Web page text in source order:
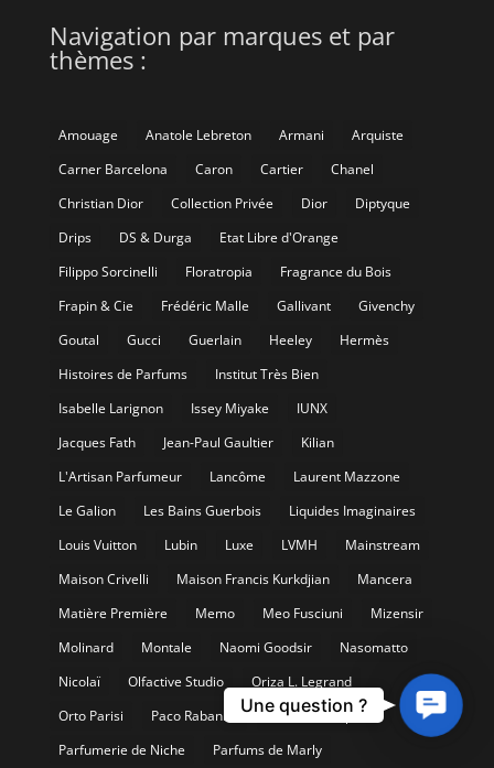
Navigation par marques et par
thèmes :
Amouage Anatole Lebreton Armani
Arquiste
Carner Barcelona
Caron Cartier
Chanel
Christian Dior
Collection Privée Dior
Diptyque
Drips
DS & Durga
Etat Libre d'Orange
Filippo Sorcinelli
Floratropia
Fragrance du Bois
Frapin & Cie
Frédéric Malle Gallivant
Givenchy
Goutal
Gucci Guerlain Heeley
Hermès
Histoires de Parfums
Institut Très Bien
Isabelle Larignon
Issey Miyake
IUNX
Jacques Fath
Jean-Paul Gaultier
Kilian
L'Artisan Parfumeur
Lancôme
Laurent Mazzone
Le Galion
Les Bains Guerbois
Liquides Imaginaires
Louis Vuitton
Lubin Luxe LVMH
Mainstream
Maison Crivelli
Maison Francis Kurkdjian
Mancera
Matière Première
Memo Meo Fusciuni
Mizensir
Molinard
Montale Naomi Goodsir
Nasomatto
Nicolaï
Olfactive Studio
Oriza L. Legrand
Orto Parisi
Paco Rabanne
Parfum d'Empire
Parfumerie de Niche
Parfums de Marly
Contact
Us
Une question ?